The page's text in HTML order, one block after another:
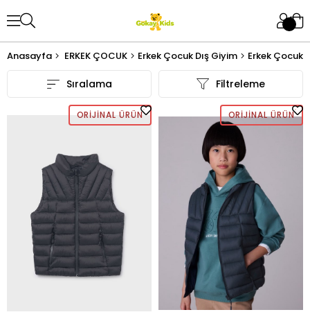
Anasayfa ERKEK ÇOCUK Erkek Çocuk Dış Giyim Erkek Çocuk
Filtreleme
Sıralama
ORIJINAL ÜRÜN ORIJINAL ÜRÜN